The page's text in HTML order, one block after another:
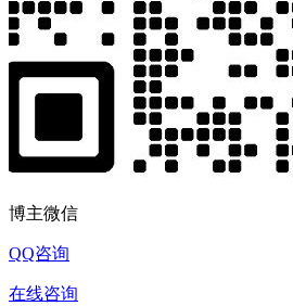
博主微信
QQ咨询
在线咨询